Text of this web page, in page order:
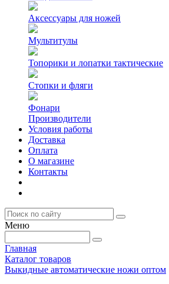
Аксессуары для ножей
Мультитулы
Топорики и лопатки тактические
Стопки и фляги
Фонари
Производители
Условия работы
Доставка
Оплата
О магазине
Контакты
Меню
Главная
Каталог товаров
Выкидные автоматические ножи оптом